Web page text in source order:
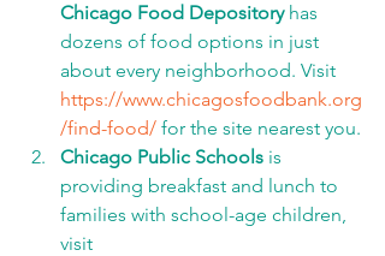
Chicago Food Depository has
dozens of food options in just
about every neighborhood. Visit
https://www.chicagosfoodbank.org
/find-food/ for the site nearest you.
Chicago Public Schools is
providing breakfast and lunch to
families with school-age children,
visit